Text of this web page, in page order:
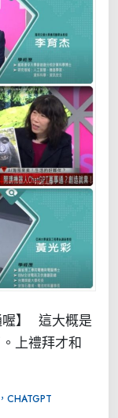
喔】 這大概是
上禮拜才和
CHATGPT